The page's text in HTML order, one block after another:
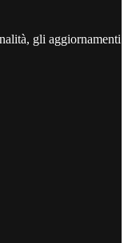
gli aggiornamenti